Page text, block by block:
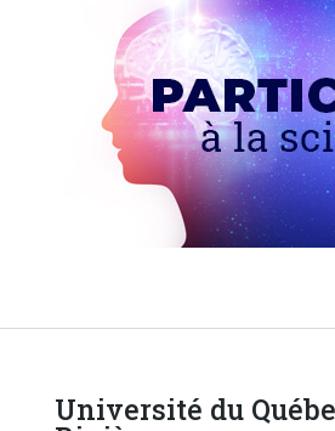
Université du